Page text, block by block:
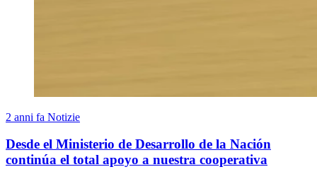
2 anni fa Notizie
Desde el Ministerio de Desarrollo de la Nación
continúa el total apoyo a nuestra cooperativa